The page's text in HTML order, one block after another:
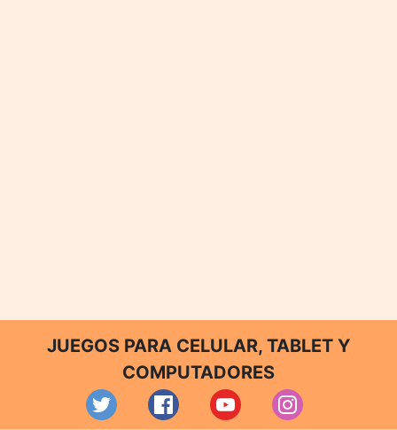
JUEGOS PARA CELULAR, TABLET Y
COMPUTADORES